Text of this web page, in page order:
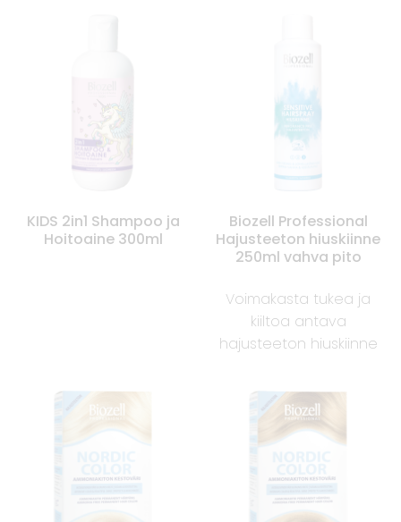
KIDS 2in1 Shampoo ja
Hoitoaine 300ml
Biozell Professional
Hajusteeton hiuskiinne
250ml vahva pito
Voimakasta tukea ja
kiiltoa antava
hajusteeton hiuskiinne